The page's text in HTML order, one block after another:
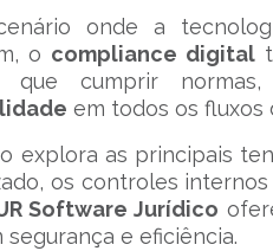
onde a
o compliance digital
que cumprir
em todos os fluxos
explora as principais
os controles
Software Jurídico
segurança e eficiência.